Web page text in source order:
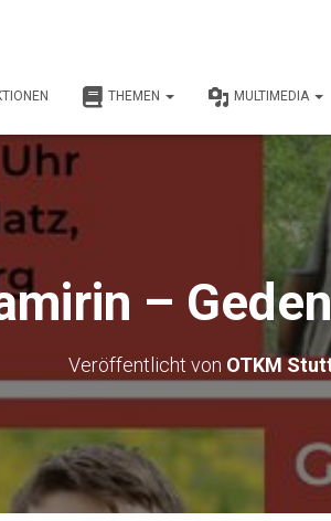
THEMEN MULTIMEDIA
–
Veröffentlicht von OTKM